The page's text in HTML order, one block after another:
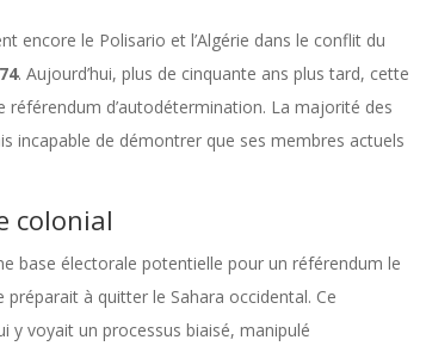
encore le Polisario et l’Algérie dans le conflit du
. Aujourd’hui, plus de cinquante ans plus tard, cette
référendum d’autodétermination. La majorité des
incapable de démontrer que ses membres actuels
colonial
base électorale potentielle pour un référendum le
à quitter le Sahara occidental. Ce
voyait un processus biaisé, manipulé